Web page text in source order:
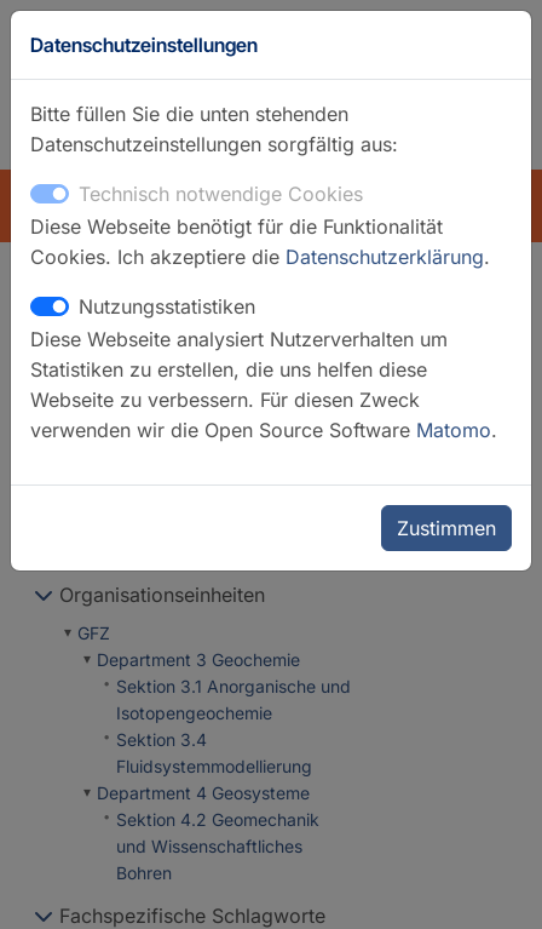
GFZ-Startseite
ÜBERSICHT
Suchfilter
Kategorien
Organisationseinheiten
GFZ
Department 3 Geochemie
Sektion 3.1 Anorganische und
Isotopengeochemie
Sektion 3.4
Fluidsystemmodellierung
Department 4 Geosysteme
Sektion 4.2 Geomechanik
und Wissenschaftliches
Bohren
Fachspezifische Schlagworte
Datenschutzeinstellungen
Bitte füllen Sie die unten stehenden
Datenschutzeinstellungen sorgfältig aus:
Technisch notwendige Cookies
Diese Webseite benötigt für die Funktionalität
Cookies. Ich akzeptiere die Datenschutzerklärung.
Nutzungsstatistiken
Diese Webseite analysiert Nutzerverhalten um
Statistiken zu erstellen, die uns helfen diese
Webseite zu verbessern. Für diesen Zweck
verwenden wir die Open Source Software Matomo.
Zustimmen